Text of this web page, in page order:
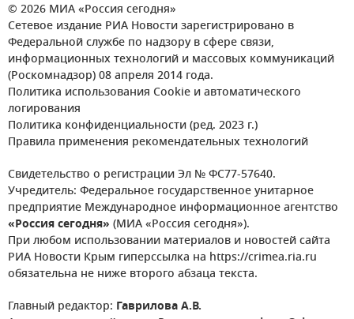
© 2026 МИА «Россия сегодня»
Сетевое издание РИА Новости зарегистрировано в
Федеральной службе по надзору в сфере связи,
информационных технологий и массовых коммуникаций
(Роскомнадзор) 08 апреля 2014 года.
Политика использования Cookie и автоматического
логирования
Политика конфиденциальности (ред. 2023 г.)
Правила применения рекомендательных технологий
Свидетельство о регистрации Эл № ФС77-57640.
Учредитель: Федеральное государственное унитарное
предприятие Международное информационное агентство
«Россия сегодня» (МИА «Россия сегодня»).
При любом использовании материалов и новостей сайта
РИА Новости Крым гиперссылка на https://crimea.ria.ru
обязательна не ниже второго абзаца текста.
Главный редактор: Гаврилова А.В.